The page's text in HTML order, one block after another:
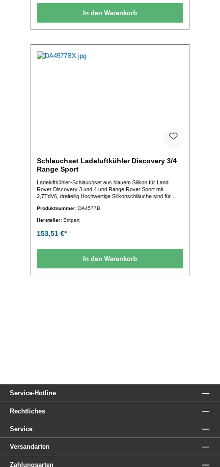
In den Warenkorb
Schlauchset Ladeluftkühler Discovery 3/4
Range Sport
Ladeluftkühler-Schlauchset aus blauem Silikon für Land
Rover Discovery 3 und 4 und Range Rover Sport mit
2,7TdV6, dreiteilig Hochwertige Silikonschläuche sind für
und verrotten nicht. Ohne ABE und ohne Teilegutachten
Produktnummer: DA4577B
Hersteller: Britpart
153,51 €*
In den Warenkorb
Service-Hotline
Rechtliches
Service
Versandarten
Zahlungsarten